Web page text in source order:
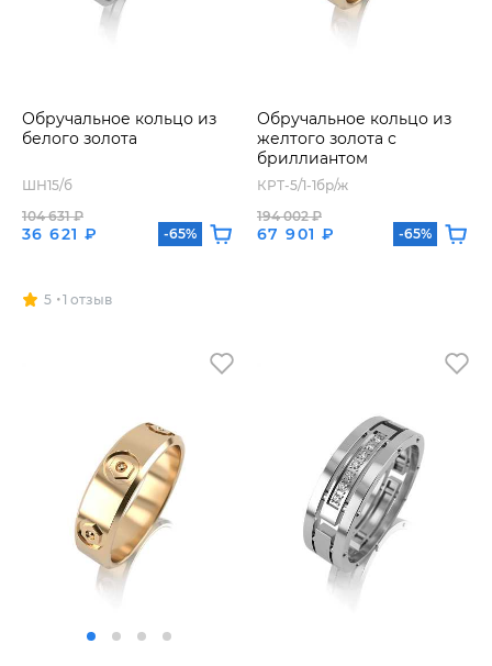
Обручальное кольцо из
белого золота
ШН15/б
36 621 ₽
104 631 ₽
-65%
5 1 отзыв
Обручальное кольцо из
желтого золота с
бриллиантом
КРТ-5/1-1бр/ж
67 901 ₽
194 002 ₽
-65%